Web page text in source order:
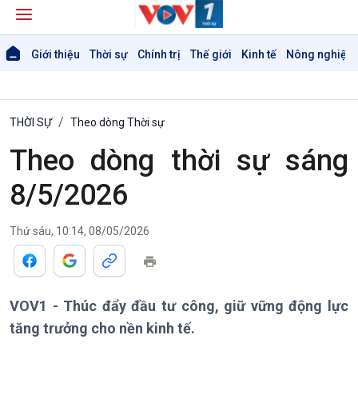
Giới thiệu Thời sự Chính trị Thế giới Kinh tế Nông nghiệp
Giới thiệu
Thời sự 18h
Thời sự 21h30
Bản tin
THỜI SỰ Theo dòng Thời sự
Theo dòng thời sự sáng
8/5/2026
Thứ sáu, 10:14, 08/05/2026
VOV1 - Thúc đẩy đầu tư công, giữ vững động lực
tăng trưởng cho nền kinh tế.